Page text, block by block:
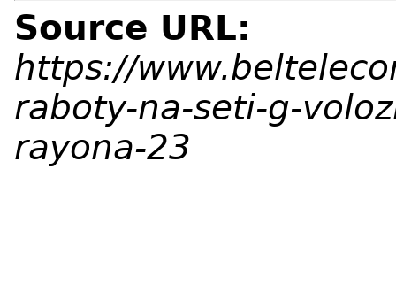
Source URL:
https://
raboty-na-seti-g-
rayona-23